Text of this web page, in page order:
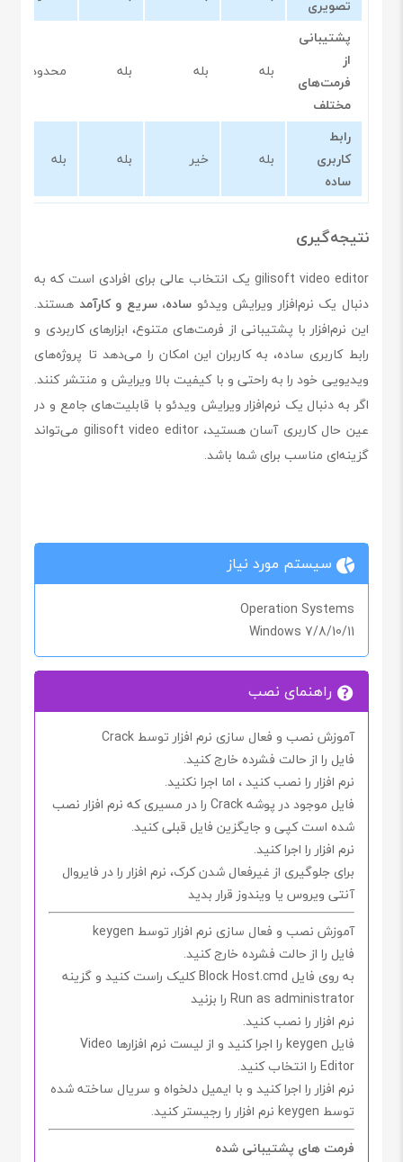
تصویری
پشتیبانی
از
فرمت‌های
مختلف
بله بله بله محدود
رابط
کاربری
ساده
بله خیر بله بله
نتیجه‌گیری
gilisoft video editor یک انتخاب عالی برای افرادی است که به
دنبال یک نرم‌افزار ویرایش ویدئو ساده، سریع و کارآمد هستند.
این نرم‌افزار با پشتیبانی از فرمت‌های متنوع، ابزارهای کاربردی و
رابط کاربری ساده، به کاربران این امکان را می‌دهد تا پروژه‌های
ویدیویی خود را به راحتی و با کیفیت بالا ویرایش و منتشر کنند.
اگر به دنبال یک نرم‌افزار ویرایش ویدئو با قابلیت‌های جامع و در
عین حال کاربری آسان هستید، gilisoft video editor می‌تواند
گزینه‌ای مناسب برای شما باشد.
سیستم مورد نیاز
Operation Systems
Windows 7/8/10/11
راهنمای نصب
آموزش نصب و فعال سازی نرم افزار توسط Crack
فایل را از حالت فشرده خارج کنید.
نرم افزار را نصب کنید ، اما اجرا نکنید.
فایل موجود در پوشهCrack را در مسیری که نرم افزار نصب
شده است کپی و جایگزین فایل قبلی کنید.
نرم افزار را اجرا کنید.
برای جلوگیری از غیرفعال شدنکرک، نرم افزار را در فایروال
آنتی ویروس یا ویندوز قرار بدید
آموزش نصب و فعال سازی نرم افزار توسط keygen
فایل را از حالت فشرده خارج کنید.
به روی فایل Block Host.cmdکلیک راست کنید و گزینه
Run as administrator را بزنید
نرم افزار را نصب کنید.
فایل keygen را اجرا کنید و از لیست نرم افزارها Video
Editor را انتخاب کنید.
نرم افزار را اجرا کنید و با ایمیلدلخواه و سریال ساخته شده
توسط keygen نرم افزار را رجیستر کنید.
فرمت های پشتیبانی شده